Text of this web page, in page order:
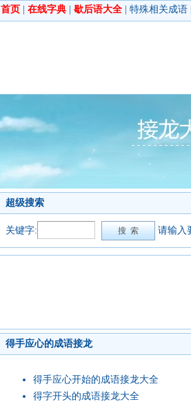
首页 在线字典 歇后语大全 特殊相关成语
超级搜索
关键字: 请输入
得手应心的成语接龙
得手应心开始的成语接龙大全
得字开头的成语接龙大全